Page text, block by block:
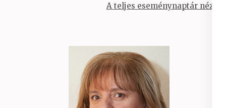
A teljes eseménynaptár nézet